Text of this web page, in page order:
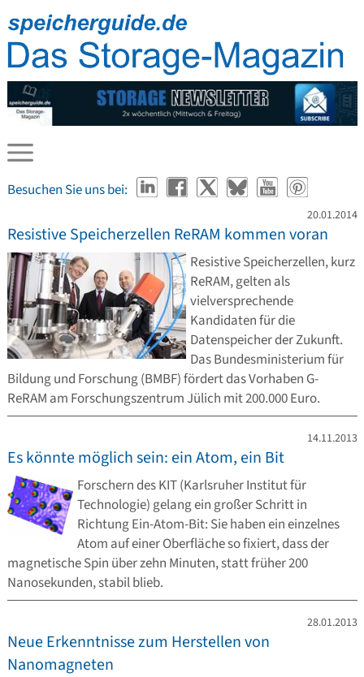
Besuchen Sie uns bei:
20.01.2014
Resistive Speicherzellen ReRAM kommen voran
Resistive Speicherzellen, kurz
ReRAM, gelten als
vielversprechende
Kandidaten für die
Datenspeicher der Zukunft.
Das Bundesministerium für
Bildung und Forschung (BMBF) fördert das Vorhaben G-
ReRAM am Forschungszentrum Jülich mit 200.000 Euro.
14.11.2013
Es könnte möglich sein: ein Atom, ein Bit
Forschern des KIT (Karlsruher Institut für
Technologie) gelang ein großer Schritt in
Richtung Ein-Atom-Bit: Sie haben ein einzelnes
Atom auf einer Oberfläche so fixiert, dass der
magnetische Spin über zehn Minuten, statt früher 200
Nanosekunden, stabil blieb.
28.01.2013
Neue Erkenntnisse zum Herstellen von
Nanomagneten